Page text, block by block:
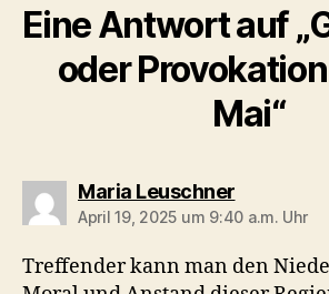
Eine Antwort auf
oder
Mai“
Maria Leuschnersagt:
April 19, 2025 um 9:40 a.m. Uhr
Treffender kann man den